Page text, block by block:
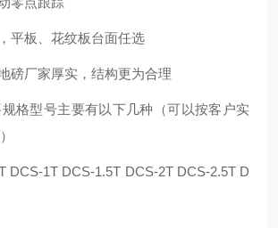
平板、花纹板台面任选
磅厂家厚实，结构更为合理
格型号主要有以下几种（可以按客户实
DCS-1T DCS-1.5T DCS-2T DCS-2.5T D